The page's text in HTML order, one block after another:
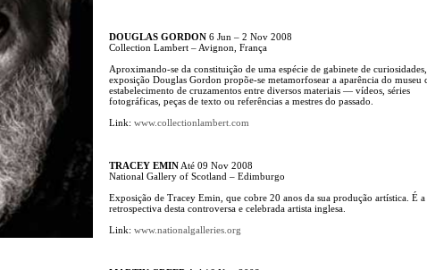
DOUGLAS GORDON 6 Jun – 2 Nov 2008
Collection Lambert – Avignon, França
Aproximando-se da constituição de uma espécie de gabinete de
exposição Douglas Gordon propõe-se metamorfosear a aparência do museu
estabelecimento de cruzamentos entre diversos materiais — vídeos, séries
fotográficas, peças de texto ou referências a mestres do passado.
Link: www.collectionlambert.com
TRACEY EMIN Até 09 Nov 2008
National Gallery of Scotland – Edimburgo
Exposição de Tracey Emin, que cobre 20 anos da sua produção artística. É
retrospectiva desta controversa e celebrada artista inglesa.
Link: www.nationalgalleries.org